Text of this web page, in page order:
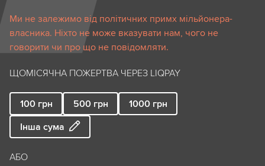
Ми не залежимо від політичних примх мільйонера-
власника. Ніхто не може вказувати нам, чого не
говорити чи про що не повідомляти.
ЩОМІСЯЧНА ПОЖЕРТВА ЧЕРЕЗ LIQPAY
100 грн 500 грн 1000 грн
Інша сума
АБО